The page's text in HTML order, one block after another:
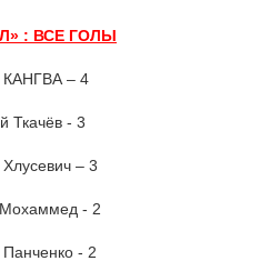
: ВСЕ ГОЛЫ
КАНГВА – 4
Ткачёв - 3
– 3
- 2
- 2